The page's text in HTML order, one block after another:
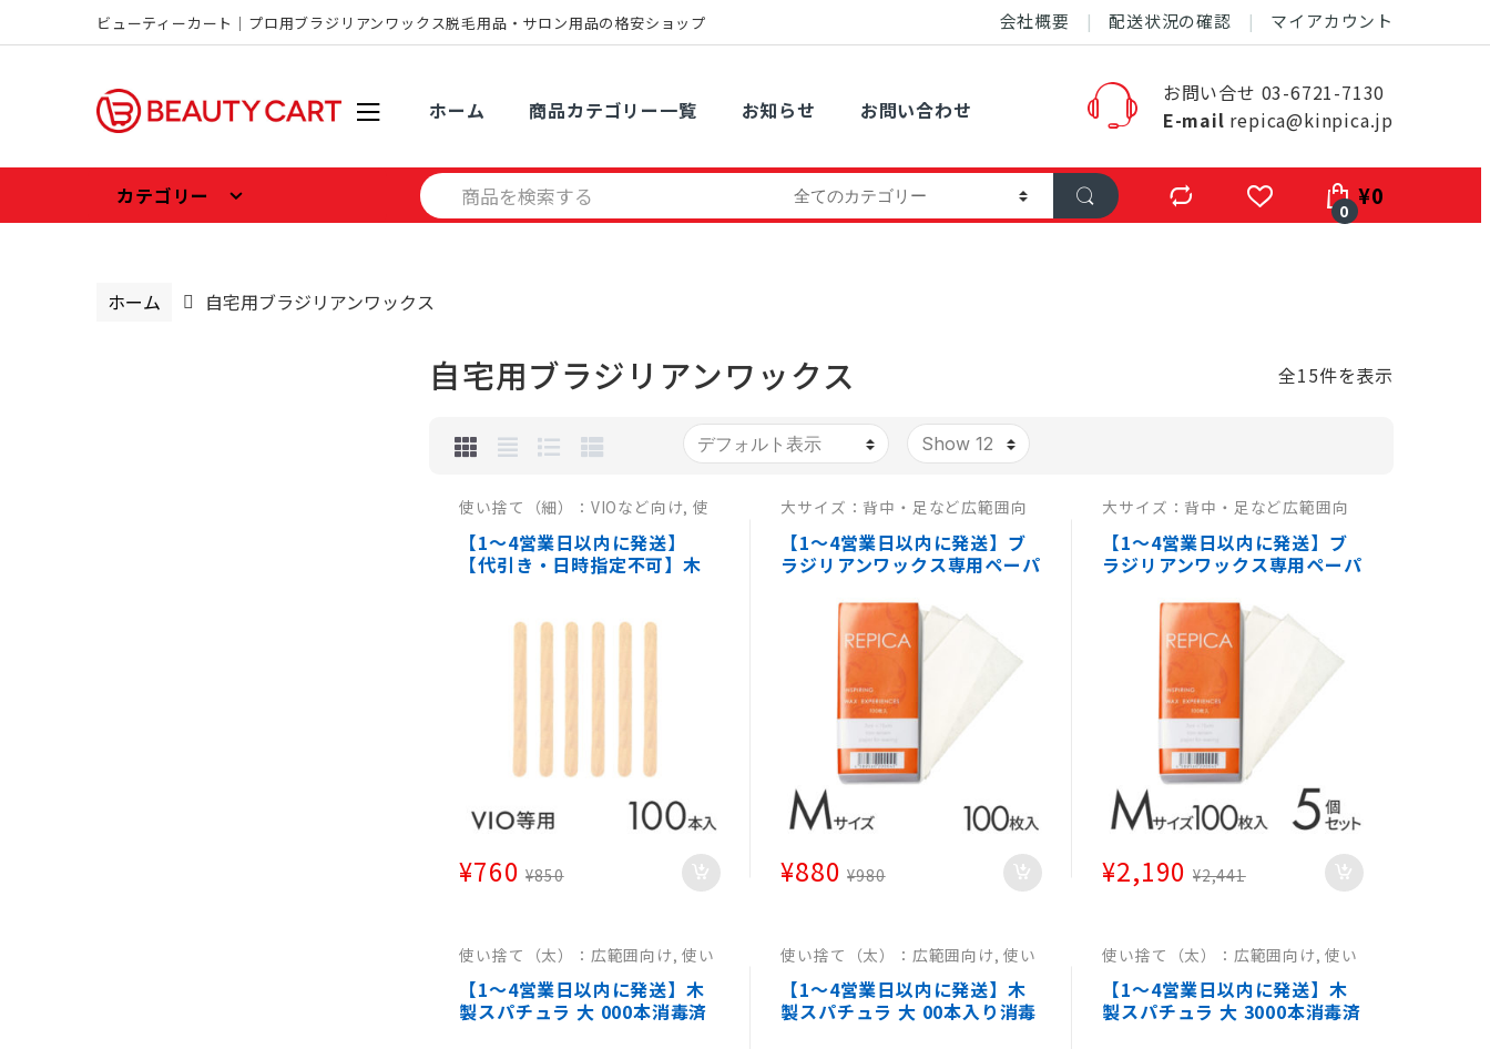
ビューティーカート｜プロ用ブラジリアンワックス脱毛用品・サロン用品の格安ショップ 会社概要 配送状況の確認 マイアカウント
p
o
p
o
ホーム 商品カテゴリー一覧 お知らせ お問い合わせ
お問い合せ 03-6721-7130
E-mail repica@kinpica.jp
カテゴリー
S
e
a
h
f
r:
0
¥0
ホーム 自宅用ブラジリアンワックス
自宅用ブラジリアンワックス 全15件を表示
使い捨て（細）：VIOなど向け,使
使い捨
て（細）：VIO等向け,使い捨て
（細）：VIO等向け
【1～4営業日以内に発送】
【代引き・日時指定不可】木
リアンワックス ヘラ ワックス
¥760 ¥850
大サイズ：背中・足など広範囲向
向け,大サイズ：背中・足など広範
囲向け
【1～4営業日以内に発送】ブ
ラジリアンワックス専用ペーパ
ット済みタイプ】 REPICA リ
ピカストリップシート ストリ
ップスシート ワックスペーパ
ー デリケートゾーン・VIOのワ
ックス脱毛として 敏感肌でも
使用可能
¥880 ¥980
大サイズ：背中・足など広範囲向
向け,大サイズ：背中・足など広範
囲向け
【1～4営業日以内に発送】ブ
ラジリアンワックス専用ペーパ
セット(500枚) 【カット済みタ
イプ】 REPICA ストリップス
シート ワックスペーパー リピ
カストリップシート デリケー
トゾーン・VIOのワックス脱毛
として 敏感肌でも使用可能
¥2,190 ¥2,441
使い捨て（太）：広範囲向け,使い
使い捨て
（太）：広範囲向け,使い捨て
（太）：広範囲向け
【1～4営業日以内に発送】木
製スパチュラ 大 000本消毒済
使い捨て（太）：広範囲向け,使い
使い捨て
（太）：広範囲向け,使い捨て
（太）：広範囲向け
【1～4営業日以内に発送】木
製スパチュラ 大 00本入り消毒
使い捨て（太）：広範囲向け,使い
使い捨て
（太）：広範囲向け,使い捨て
（太）：広範囲向け
【1～4営業日以内に発送】木
製スパチュラ 大 3000本消毒済